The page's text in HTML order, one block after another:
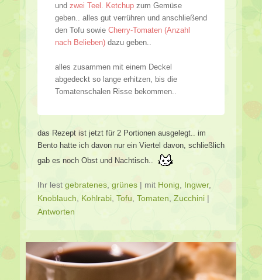
und zwei Teel. Ketchup zum Gemüse
geben.. alles gut verrühren und anschließend
den Tofu sowie Cherry-Tomaten (Anzahl
nach Belieben) dazu geben..
alles zusammen mit einem Deckel
abgedeckt so lange erhitzen, bis die
Tomatenschalen Risse bekommen..
das Rezept ist jetzt für 2 Portionen ausgelegt.. im
Bento hatte ich davon nur ein Viertel davon, schließlich
gab es noch Obst und Nachtisch..
Ihr lest gebratenes grünes | mit Honig Ingwer,
Knoblauch
Kohlrabi Tofu Tomaten Zucchini |
Antworten